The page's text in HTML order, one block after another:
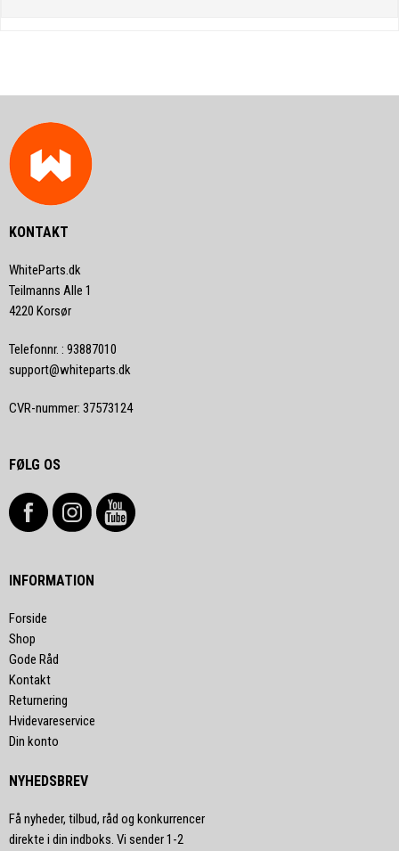
KONTAKT
WhiteParts.dk
Teilmanns Alle 1
4220 Korsør
Telefonnr. : 93887010
support@whiteparts.dk
CVR-nummer: 37573124
FØLG OS
INFORMATION
Forside
Shop
Gode Råd
Kontakt
Returnering
Hvidevareservice
Din konto
NYHEDSBREV
Få nyheder, tilbud, råd og konkurrencer
direkte i din indboks. Vi sender 1-2